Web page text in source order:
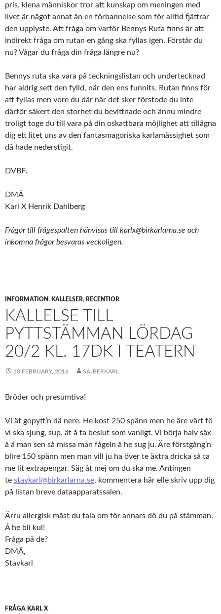
pris, klena människor tror att kunskap om meningen med
livet är något annat än en förbannelse som för alltid fjättrar
den upplyste. Att fråga om varför Bennys Ruta finns är att
indirekt fråga om rutan en gång ska fyllas igen. Förstår du
nu? Vågar du fråga din fråga längre nu?
Bennys ruta ska vara på teckningslistan och undertecknad
har aldrig sett den fylld, när den ens funnits. Rutan finns för
att fyllas men vore du där när det sker förstode du inte
därför säkert den storhet du bevittnade och ännu mindre
troligt toge du till vara på din oskattbara möjlighet att tillägna
dig ett litet uns av den fantasmagoriska karlamässighet som
då hade nederstigit.
DVBF.
DMÄ
Karl X Henrik Dahlberg
Frågor till frågespalten hänvisas till karlx@birkarlarna.se och
inkomna frågor besvaras veckoligen.
INFORMATION, KALLELSER, RECENTIOR
KALLELSE TILL
PYTTSTÄMMAN LÖRDAG
20/2 KL. 17DK I TEATERN
10 FEBRUARY, 2016 SAJBERKARL
Bröder och presumtiva!
Vi ät gopytt’n dä nere. He kost 250 spänn men he äre värt fö
vi ska sjung, sup, ät å ta beslut som vanligt. Vi börja halv säx
å ä man sen så missa man fågeln å he sug ju. Äre förstgång’n
blire 150 spänn men man vill ju ha över te äxtra dricka så ta
me lit extrapengar. Säg åt mej om du ska me. Antingen
te stavkarl@birkarlarna.se, kommentera här elle skriv upp dig
på listan breve dataapparatssalen.
Ärru allergisk måst du tala om för annars dö du på stämman.
Å he bli kul!
Fråga på de?
DMÄ,
Stavkarl
FRÅGA KARL X